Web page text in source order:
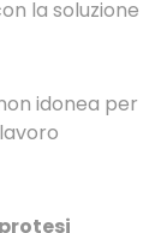
la soluzione
idonea per